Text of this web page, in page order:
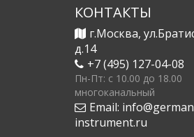
КОНТАКТЫ
г.Москва,
д.14
+7 (495) 127-04-08
Пн-Пт: c 10.00 до 18.00
многоканальный
Email:
instrument.ru